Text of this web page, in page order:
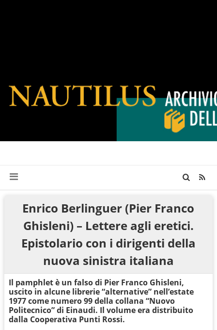
Enrico Berlinguer (Pier Franco
Ghisleni) – Lettere agli eretici.
Epistolario con i dirigenti della
nuova sinistra italiana
Il pamphlet è un falso di Pier Franco Ghisleni,
uscito in alcune librerie “alternative” nell’estate
1977 come numero 99 della collana “Nuovo
Politecnico” di Einaudi. Il volume era distribuito
dalla Cooperativa Punti Rossi.